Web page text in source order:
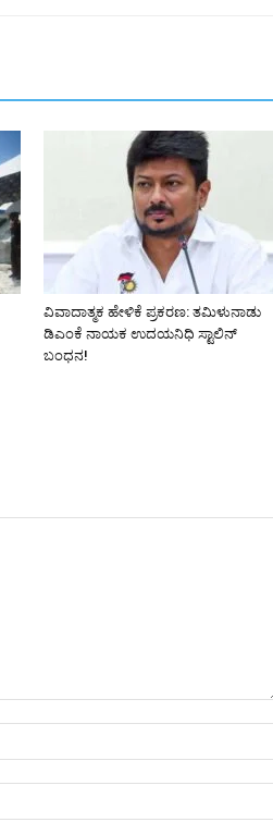
ವಿವಾದಾತ್ಮಕ ಹೇಳಿಕೆ ಪ್ರಕರಣ: ತಮಿಳುನಾಡು
ಡಿಎಂಕೆ ನಾಯಕ ಉದಯನಿಧಿ ಸ್ಟಾಲಿನ್
ಬಂಧನ!